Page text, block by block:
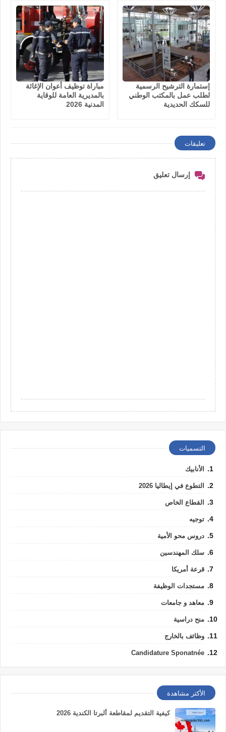
إستمارة الترشيح الرسمية
لطلب عمل بالمكتب الوطني
للسكك الحديدية
مباراة توظيف أعوان الإغاثة
بالمديرية العامة للوقاية
المدنية 2026
تعليقات
إرسال تعليق
التسميات
الأنابيك
التطوع في إيطاليا 2026
القطاع الخاص
توجيه
دروس محو الأمية
سلك المهندسين
قرعة أمريكا
مستجدات الوظيفة
معاهد و جامعات
منح دراسية
وظائف بالخارج
Candidature Sponatnée
الأكثر مشاهدة
كيفية التقديم لمقاطعة ألبرتا الكندية 2026